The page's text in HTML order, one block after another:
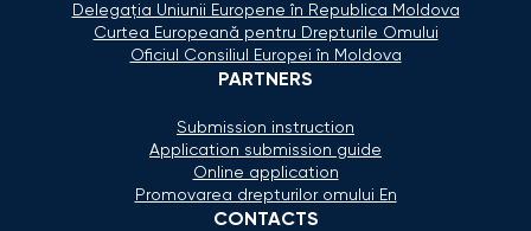
Delegaţia Uniunii Europene în Republica Moldova
Curtea Europeană pentru Drepturile Omului
Oficiul Consiliul Europei în Moldova
PARTNERS
Submission instruction
Application submission guide
Online application
Promovarea drepturilor omului En
CONTACTS